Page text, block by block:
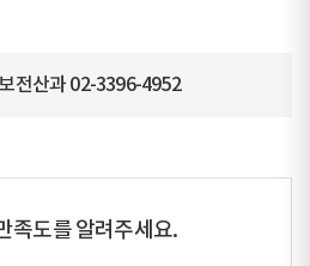
전산과 02-3396-4952
족도를 알려주세요.